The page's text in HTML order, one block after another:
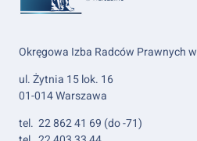
Okręgowa Izba Radców Prawnych
ul. Żytnia 15 lok. 16
01-014 Warszawa
tel. 22 862 41 69 (do -71)